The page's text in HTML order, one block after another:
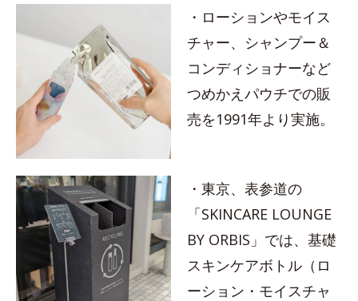
・ローションやモイス
チャー、シャンプー＆
コンディショナーなど
つめかえパウチでの販
売を1991年より実施。
・東京、表参道の
「SKINCARE LOUNGE
BY ORBIS」では、基礎
スキンケアボトル（ロ
ーション・モイスチャ